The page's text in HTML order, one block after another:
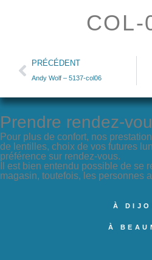
COL-
PRÉCÉDENT
Andy Wolf – 5137-col06
Prendre rendez-
Pour plus de confort, nos
de lentilles, choix de vos futures
préférence sur rendez-vous.
Il est bien entendu possible de se
magasin, toutefois, les personnes
À
À